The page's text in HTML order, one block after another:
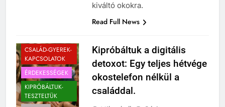
kiváltó okokra.
Read Full News
CSALÁD-GYEREK-
KAPCSOLATOK
ÉRDEKESSÉGEK
KIPRÓBÁLTUK-
TESZTELTÜK
Kipróbáltuk a digitális
detoxot: Egy teljes hétvége
okostelefon nélkül a
családdal.